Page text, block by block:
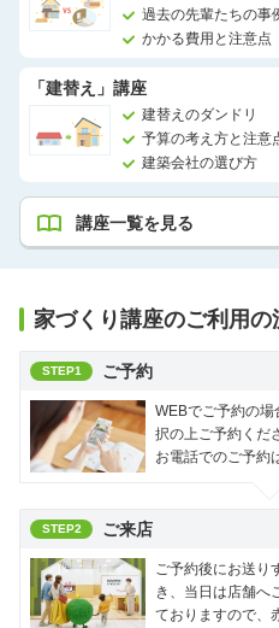
過去の先輩たちの事
かかる費用と注意点
「建替え」講座
建替えのダンドリ
予算の考え方と注意
建築会社の選び方
講座一覧を見る
家づくり講座のご利用の
STEP1 ご予約
WEBでご予約の場
択の上ご予約くだ
お電話でのご予約
STEP2 ご来店
ご予約後にお送り
き、当日は店舗へ
ておりますので、